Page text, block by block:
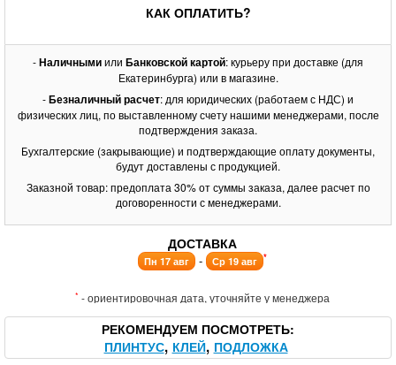
КАК ОПЛАТИТЬ?
-Наличнымиили Банковской картой: курьеру при доставке (для
Екатеринбурга) или в магазине.
-Безналичный расчет: для юридических (работаем с НДС) и
физических лиц, по выставленному счету нашими менеджерами, после
подтверждения заказа.
Бухгалтерские (закрывающие) и подтверждающие оплату документы,
будут доставлены с продукцией.
Заказной товар: предоплата 30% от суммы заказа, далее расчет по
договоренности с менеджерами.
ДОСТАВКА
Пн 17 авг - Ср 19 авг *
* - ориентировочная дата, уточняйте у менеджера
РЕКОМЕНДУЕМ ПОСМОТРЕТЬ
ПЛИНТУС КЛЕЙ ПОДЛОЖКА